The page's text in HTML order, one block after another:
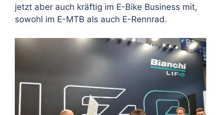
jetzt aber auch kräftig im E-Bike Business mit,
sowohl im E-MTB als auch E-Rennrad.